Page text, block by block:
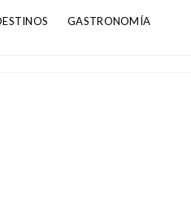
GASTRONOMÍA